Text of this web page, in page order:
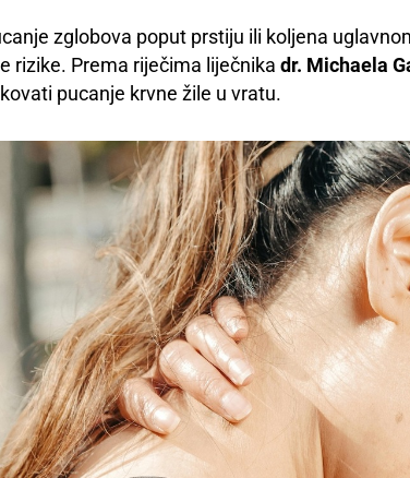
zglobova poput prstiju ili koljena
rizike. Prema riječima liječnika dr. Michaela
pucanje krvne žile u vratu.